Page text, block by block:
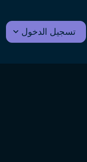
تسجيل الدخول